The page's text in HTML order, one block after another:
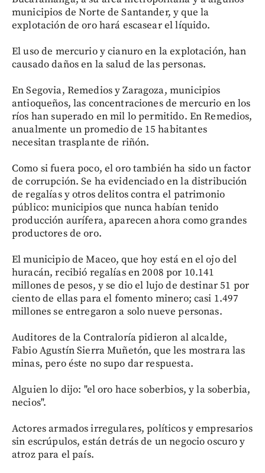
municipios de Norte de Santander, y que la
explotación de oro hará escasear el líquido.
El uso de mercurio y cianuro en la explotación, han
causado daños en la salud de las personas.
En Segovia, Remedios y Zaragoza, municipios
antioqueños, las concentraciones de mercurio en los
ríos han superado en mil lo permitido. En Remedios,
anualmente un promedio de 15 habitantes
necesitan trasplante de riñón.
Como si fuera poco, el oro también ha sido un factor
de corrupción. Se ha evidenciado en la distribución
de regalías y otros delitos contra el patrimonio
público: municipios que nunca habían tenido
producción aurífera, aparecen ahora como grandes
productores de oro.
El municipio de Maceo, que hoy está en el ojo del
huracán, recibió regalías en 2008 por 10.141
millones de pesos, y se dio el lujo de destinar 51 por
ciento de ellas para el fomento minero; casi 1.497
millones se entregaron a solo nueve personas.
Auditores de la Contraloría pidieron al alcalde,
Fabio Agustín Sierra Muñetón, que les mostrara las
minas, pero éste no supo dar respuesta.
Alguien lo dijo: "el oro hace soberbios, y la soberbia,
necios".
Actores armados irregulares, políticos y empresarios
sin escrúpulos, están detrás de un negocio oscuro y
atroz para el país.